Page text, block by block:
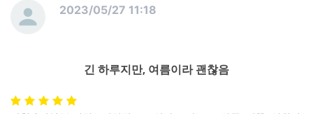
2023/05/27 11:18
긴 하루지만, 여름이라 괜찮음